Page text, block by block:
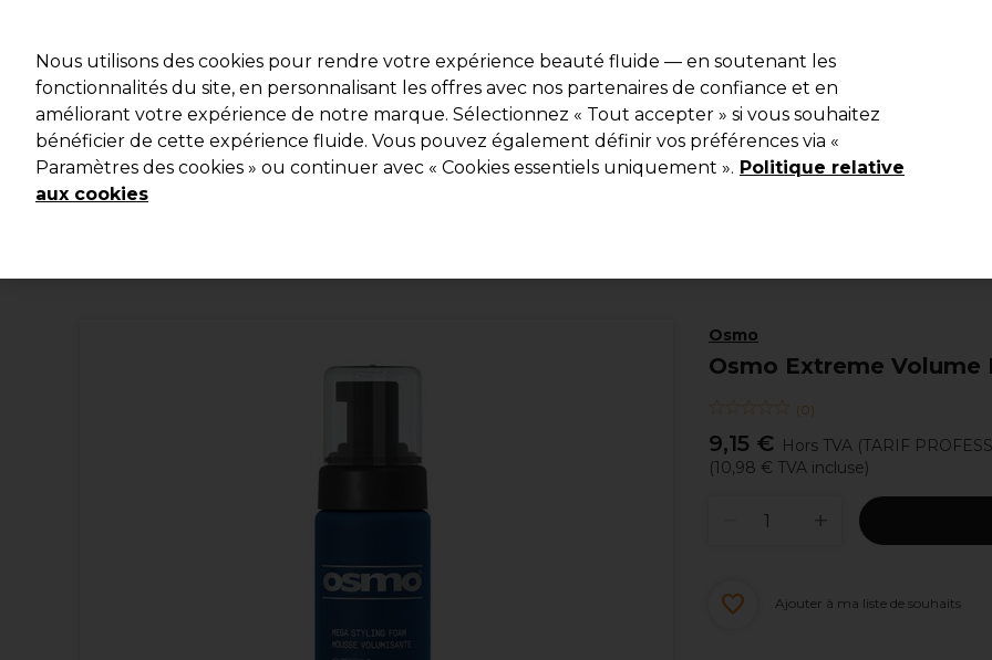
Rechercher
Marques
Bons plans Coiffure Electro et Matériel Equipement de salon Beauté Hommes
Livraison et délais
Osmo
Osmo Extreme
(0)
9,15 € Hors TVA (TARIF
(10,98 € TVA incluse)
Ajouter à ma liste de souhaits
Nous utilisons des cookies pour rendre votre expérience beauté fluide — en soutenant les
fonctionnalités du site, en personnalisant les offres avec nos partenaires de confiance et en
améliorant votre expérience de notre marque. Sélectionnez « Tout accepter » si vous souhaitez
bénéficier de cette expérience fluide. Vous pouvez également définir vos préférences via «
Paramètres des cookies » ou continuer avec « Cookies essentiels uniquement ». Politique relative
aux cookies